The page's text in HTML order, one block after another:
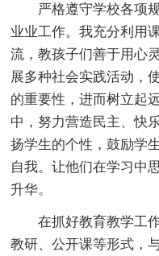
严格遵守学校各项规
业业工作。我充分利用
流，教孩子们善于用心
展多种社会实践活动，
的重要性，进而树立起
中，努力营造民主、快
扬学生的个性，鼓励学
自我。让他们在学习中
升华。
在抓好教育教学工作
教研、公开课等形式，